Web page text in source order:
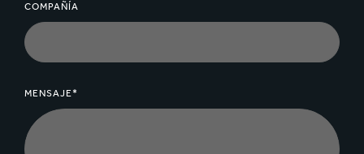
COMPAÑÍA
MENSAJE*